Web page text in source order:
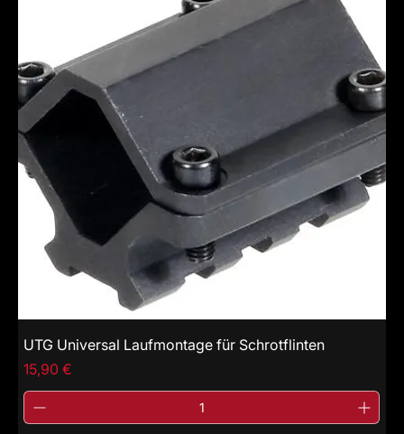
UTG Universal Laufmontage für Schrotflinten
Price
15,90 €